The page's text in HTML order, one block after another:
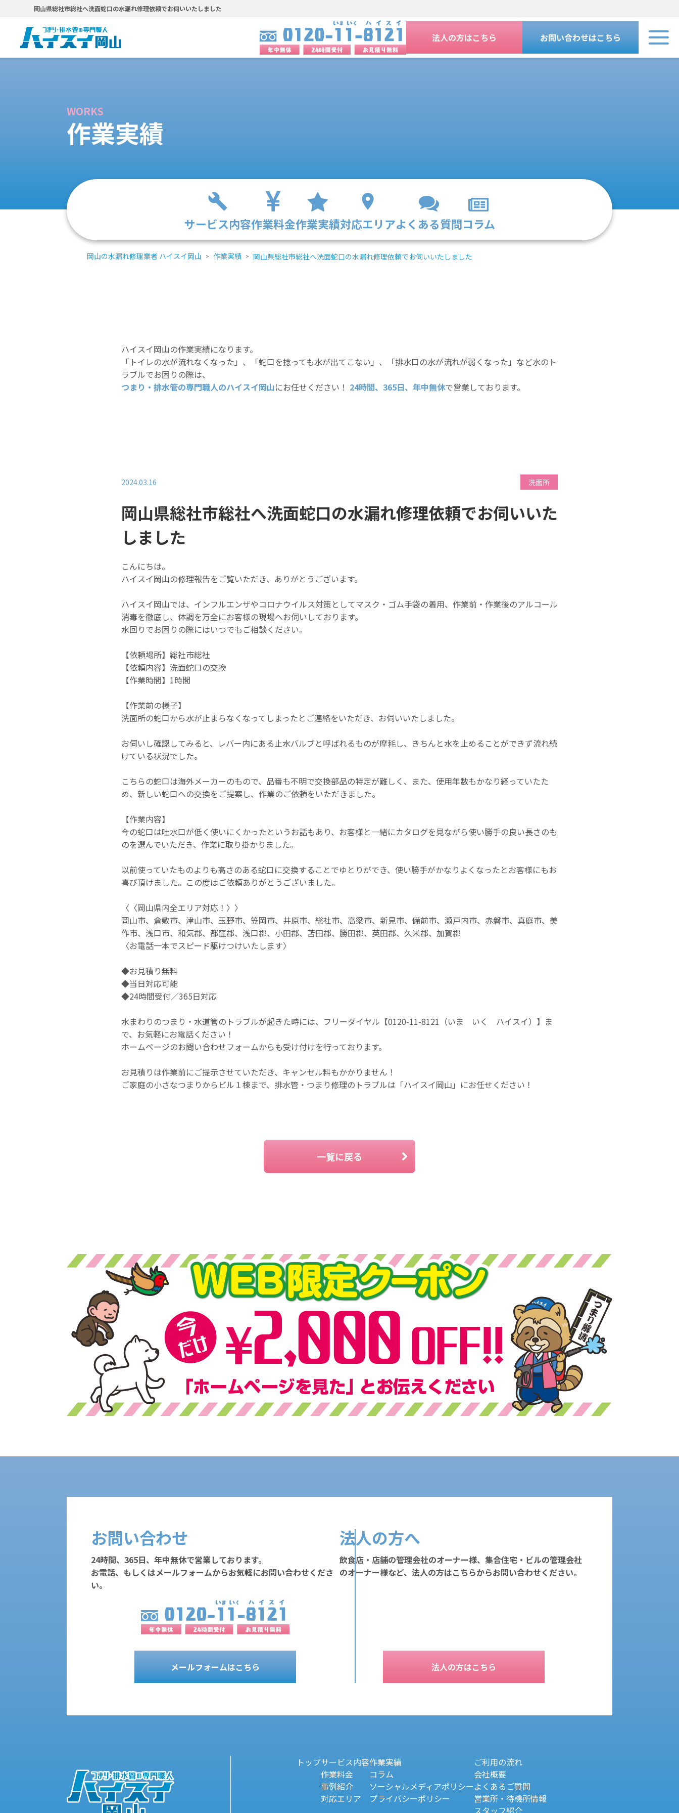
岡山県総社市総社へ洗面蛇口の水漏れ修理依頼でお伺いいたしました
法人の方はこちら お問い合わせはこちら
WORKS
作業実績
サービス内容作業料金作業実績対応エリアよくある質問コラム
岡山の水漏れ修理業者 ハイスイ岡山 作業実績 岡山県総社市総社へ洗面蛇口の水漏れ修理依頼でお伺いいたしました
ハイスイ岡山の作業実績になります。
「トイレの水が流れなくなった」、「蛇口を捻っても水が出てこない」、「排水口の水が流れが弱くなった」など水のト
ラブルでお困りの際は、
つまり・排水管の専門職人のハイスイ岡山にお任せください！ 24時間、365日、年中無休で営業しております。
2024.03.16 洗面所
岡山県総社市総社へ洗面蛇口の水漏れ修理依頼でお伺いいた
しました
こんにちは。
ハイスイ岡山の修理報告をご覧いただき、ありがとうございます。
ハイスイ岡山では、インフルエンザやコロナウイルス対策としてマスク・ゴム手袋の着用、作業前・作業後のアルコール
消毒を徹底し、体調を万全にお客様の現場へお伺いしております。
水回りでお困りの際にはいつでもご相談ください。
【依頼場所】総社市総社
【依頼内容】洗面蛇口の交換
【作業時間】1時間
【作業前の様子】
洗面所の蛇口から水が止まらなくなってしまったとご連絡をいただき、お伺いいたしました。
お伺いし確認してみると、レバー内にある止水バルブと呼ばれるものが摩耗し、きちんと水を止めることができず流れ続
けている状況でした。
こちらの蛇口は海外メーカーのもので、品番も不明で交換部品の特定が難しく、また、使用年数もかなり経っていたた
め、新しい蛇口への交換をご提案し、作業のご依頼をいただきました。
【作業内容】
今の蛇口は吐水口が低く使いにくかったというお話もあり、お客様と一緒にカタログを見ながら使い勝手の良い長さのも
のを選んでいただき、作業に取り掛かりました。
以前使っていたものよりも高さのある蛇口に交換することでゆとりができ、使い勝手がかなりよくなったとお客様にもお
喜び頂けました。この度はご依頼ありがとうございました。
〈〈岡山県内全エリア対応！〉〉
岡山市、倉敷市、津山市、玉野市、笠岡市、井原市、総社市、高梁市、新見市、備前市、瀬戸内市、赤磐市、真庭市、美
作市、浅口市、和気郡、都窪郡、浅口郡、小田郡、苫田郡、勝田郡、英田郡、久米郡、加賀郡
〈お電話一本でスピード駆けつけいたします〉
◆お見積り無料
◆当日対応可能
◆24時間受付／365日対応
水まわりのつまり・水道管のトラブルが起きた時には、フリーダイヤル【0120-11-8121（いま いく ハイスイ）】ま
で、お気軽にお電話ください！
ホームページのお問い合わせフォームからも受け付けを行っております。
お見積りは作業前にご提示させていただき、キャンセル料もかかりません！
ご家庭の小さなつまりからビル１棟まで、排水管・つまり修理のトラブルは「ハイスイ岡山」にお任せください！
一覧に戻る
お問い合わせ
24時間、365日、年中無休で営業しております。
お電話、もしくはメールフォームからお気軽にお問い合わせくださ
い。
メールフォームはこちら
法人の方へ
飲食店・店舗の管理会社のオーナー様、集合住宅・ビルの管理会社
のオーナー様など、法人の方はこちらからお問い合わせください。
法人の方はこちら
トップサービス内容
作業料金
事例紹介
対応エリア
作業実績
コラム
ソーシャルメディアポリシー
プライバシーポリシー
ご利用の流れ
会社概要
よくあるご質問
営業所・待機所情報
スタッフ紹介